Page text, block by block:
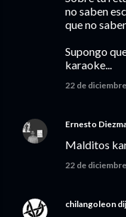
no saben
que no
Supongo
karaoke...
22 de
Ernesto
Malditos
22 de
chilangoleon